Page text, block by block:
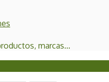
marcas...